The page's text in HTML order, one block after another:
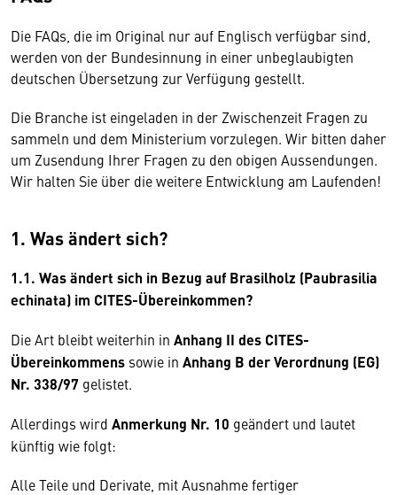
Die FAQs, die im Original nur auf Englisch verfügbar sind,
werden von der Bundesinnung in einer unbeglaubigten
deutschen Übersetzung zur Verfügung gestellt.
Die Branche ist eingeladen in der Zwischenzeit Fragen zu
sammeln und dem Ministerium vorzulegen. Wir bitten daher
um Zusendung Ihrer Fragen zu den obigen Aussendungen.
Wir halten Sie über die weitere Entwicklung am Laufenden!
1. Was ändert sich?
1.1. Was ändert sich in Bezug auf Brasilholz (Paubrasilia
echinata) im CITES-Übereinkommen?
Die Art bleibt weiterhin in Anhang II des CITES-
Übereinkommens sowie in Anhang B der Verordnung (EG)
Nr. 338/97 gelistet.
Allerdings wird Anmerkung Nr. 10 geändert und lautet
künftig wie folgt:
Alle Teile und Derivate, mit Ausnahme fertiger